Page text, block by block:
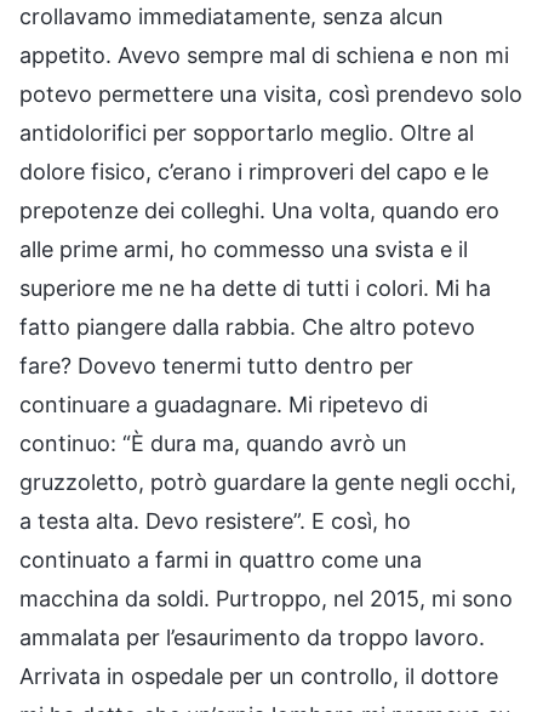
crollavamo immediatamente, senza alcun
appetito. Avevo sempre mal di schiena e non mi
potevo permettere una visita, così prendevo solo
antidolorifici per sopportarlo meglio. Oltre al
dolore fisico, c’erano i rimproveri del capo e le
prepotenze dei colleghi. Una volta, quando ero
alle prime armi, ho commesso una svista e il
superiore me ne ha dette di tutti i colori. Mi ha
fatto piangere dalla rabbia. Che altro potevo
fare? Dovevo tenermi tutto dentro per
continuare a guadagnare. Mi ripetevo di
continuo: “È dura ma, quando avrò un
gruzzoletto, potrò guardare la gente negli occhi,
a testa alta. Devo resistere”. E così, ho
continuato a farmi in quattro come una
macchina da soldi. Purtroppo, nel 2015, mi sono
ammalata per l’esaurimento da troppo lavoro.
Arrivata in ospedale per un controllo, il dottore